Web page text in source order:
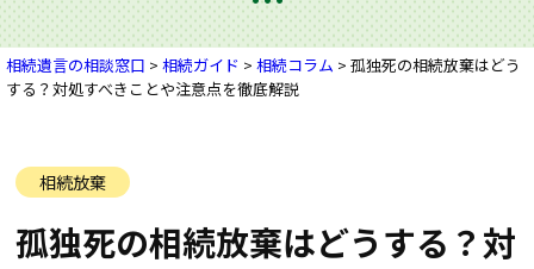
相続遺言の相談窓口 > 相続ガイド > 相続コラム > 孤独死の相続放棄はどう
する？対処すべきことや注意点を徹底解説
相続放棄
孤独死の相続放棄はどうする？対